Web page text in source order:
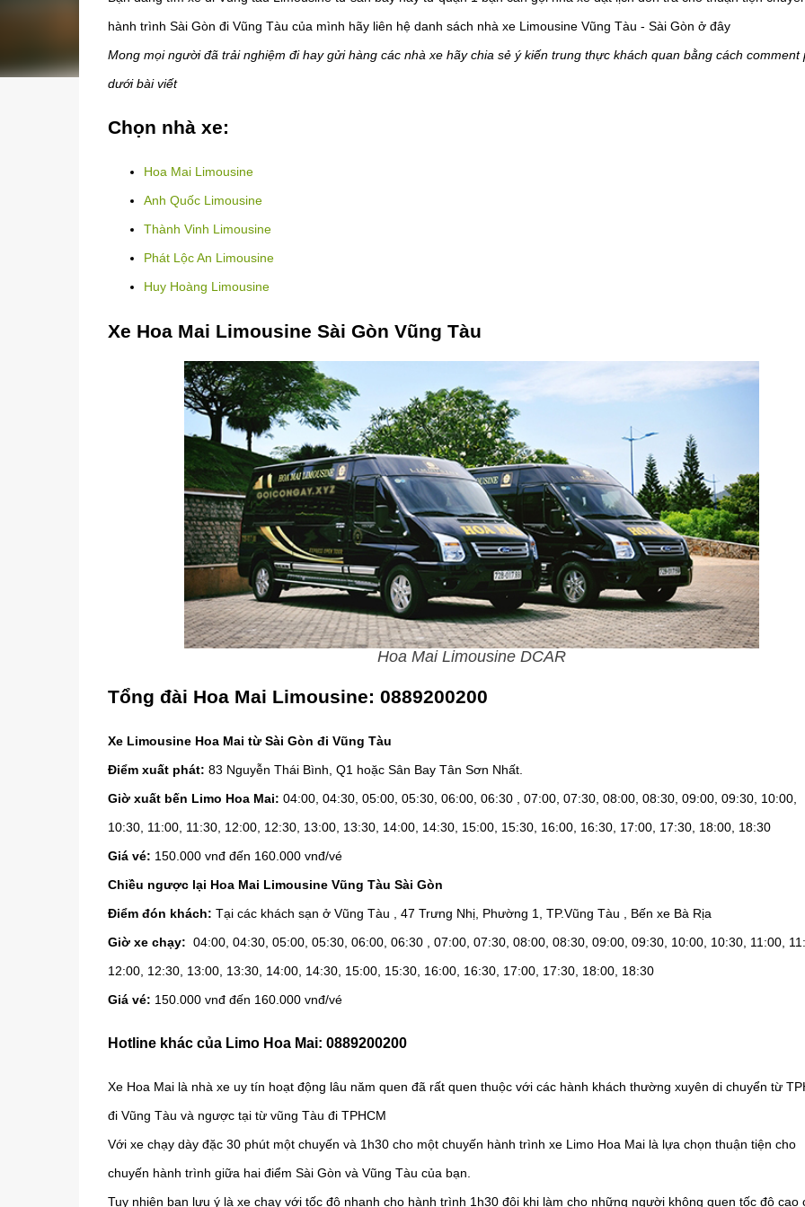
hành trình Sài Gòn đi Vũng Tàu của mình hãy liên hệ danh sách nhà xe Limousine Vũng Tàu - Sài Gòn ở đây
Mong mọi người đã trải nghiệm đi hay gửi hàng các nhà xe hãy chia sẻ ý kiến trung thực khách quan bằng cách comment
dưới bài viết
Chọn nhà xe:
Hoa Mai Limousine
Anh Quốc Limousine
Thành Vinh Limousine
Phát Lộc An Limousine
Huy Hoàng Limousine
Xe Hoa Mai Limousine Sài Gòn Vũng Tàu
Hoa Mai Limousine DCAR
Tổng đài Hoa Mai Limousine: 0889200200
Xe Limousine Hoa Mai từ Sài Gòn đi Vũng Tàu
Điểm xuất phát: 83 Nguyễn Thái Bình, Q1 hoặc Sân Bay Tân Sơn Nhất.
Giờ xuất bến Limo Hoa Mai: 04:00, 04:30, 05:00, 05:30, 06:00, 06:30 , 07:00, 07:30, 08:00, 08:30, 09:00, 09:30, 10:00,
10:30, 11:00, 11:30, 12:00, 12:30, 13:00, 13:30, 14:00, 14:30, 15:00, 15:30, 16:00, 16:30, 17:00, 17:30, 18:00, 18:30
Giá vé: 150.000 vnđ đến 160.000 vnđ/vé
Chiều ngược lại Hoa Mai Limousine Vũng Tàu Sài Gòn
Điểm đón khách: Tại các khách sạn ở Vũng Tàu , 47 Trưng Nhị, Phường 1, TP.Vũng Tàu , Bến xe Bà Rịa
Giờ xe chạy: 04:00, 04:30, 05:00, 05:30, 06:00, 06:30 , 07:00, 07:30, 08:00, 08:30, 09:00, 09:30, 10:00, 10:30, 11:00,
12:00, 12:30, 13:00, 13:30, 14:00, 14:30, 15:00, 15:30, 16:00, 16:30, 17:00, 17:30, 18:00, 18:30
Giá vé: 150.000 vnđ đến 160.000 vnđ/vé
Hotline khác của Limo Hoa Mai: 0889200200
Xe Hoa Mai là nhà xe uy tín hoạt động lâu năm quen đã rất quen thuộc với các hành khách thường xuyên di chuyển từ
đi Vũng Tàu và ngược tại từ vũng Tàu đi TPHCM
Với xe chạy dày đặc 30 phút một chuyến và 1h30 cho một chuyến hành trình xe Limo Hoa Mai là lựa chọn thuận tiện cho
chuyến hành trình giữa hai điểm Sài Gòn và Vũng Tàu của bạn.
Tuy nhiên bạn lưu ý là xe chạy với tốc độ nhạnh cho hành trình 1h30 đôi khi làm cho những người không quen tốc độ cao